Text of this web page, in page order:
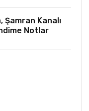
Şamran Kanalı
Notlar